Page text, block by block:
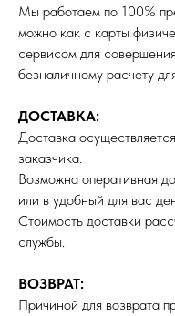
Мы работаем по 100%
можно как с карты
сервисом для
безналичному расчету
ДОСТАВКА:
Доставка
заказчика.
Возможна оперативная
или в удобный для вас
Стоимость доставки
службы.
ВОЗВРАТ:
Причиной для возврата